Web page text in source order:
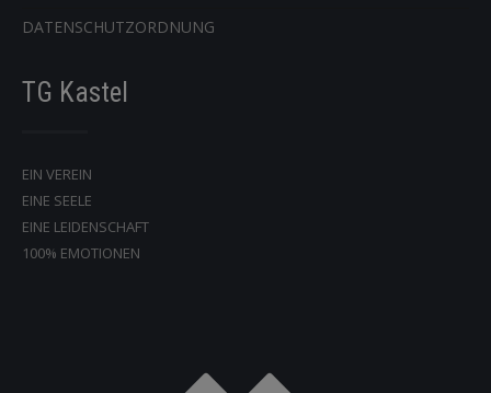
DATENSCHUTZORDNUNG
TG Kastel
EIN VEREIN
EINE SEELE
EINE LEIDENSCHAFT
100% EMOTIONEN